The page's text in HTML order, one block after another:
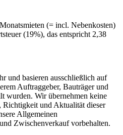
(= incl. Nebenkosten)
(19%), das entspricht 2,38
und basieren ausschließlich auf
Auftraggeber, Bauträger und
wurden. Wir übernehmen keine
und Aktualität dieser
Allgemeinen
Zwischenverkauf vorbehalten.